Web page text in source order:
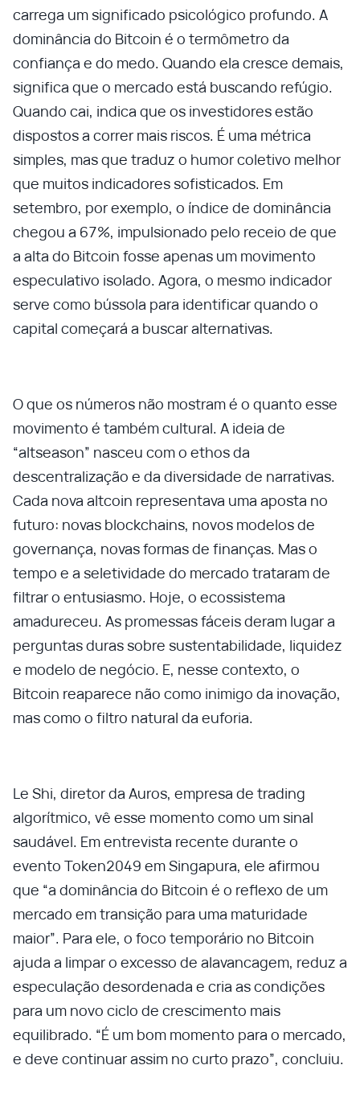
carrega um significado psicológico profundo. A
dominância do Bitcoin é o termômetro da
confiança e do medo. Quando ela cresce demais,
significa que o mercado está buscando refúgio.
Quando cai, indica que os investidores estão
dispostos a correr mais riscos. É uma métrica
simples, mas que traduz o humor coletivo melhor
que muitos indicadores sofisticados. Em
setembro, por exemplo, o índice de dominância
chegou a 67%, impulsionado pelo receio de que
a alta do Bitcoin fosse apenas um movimento
especulativo isolado. Agora, o mesmo indicador
serve como bússola para identificar quando o
capital começará a buscar alternativas.
O que os números não mostram é o quanto esse
movimento é também cultural. A ideia de
“altseason” nasceu com o ethos da
descentralização e da diversidade de narrativas.
Cada nova altcoin representava uma aposta no
futuro: novas blockchains, novos modelos de
governança, novas formas de finanças. Mas o
tempo e a seletividade do mercado trataram de
filtrar o entusiasmo. Hoje, o ecossistema
amadureceu. As promessas fáceis deram lugar a
perguntas duras sobre sustentabilidade, liquidez
e modelo de negócio. E, nesse contexto, o
Bitcoin reaparece não como inimigo da inovação,
mas como o filtro natural da euforia.
Le Shi, diretor da Auros, empresa de trading
algorítmico, vê esse momento como um sinal
saudável. Em entrevista recente durante o
evento Token2049 em Singapura, ele afirmou
que “a dominância do Bitcoin é o reflexo de um
mercado em transição para uma maturidade
maior”. Para ele, o foco temporário no Bitcoin
ajuda a limpar o excesso de alavancagem, reduz a
especulação desordenada e cria as condições
para um novo ciclo de crescimento mais
equilibrado. “É um bom momento para o mercado,
e deve continuar assim no curto prazo”, concluiu.